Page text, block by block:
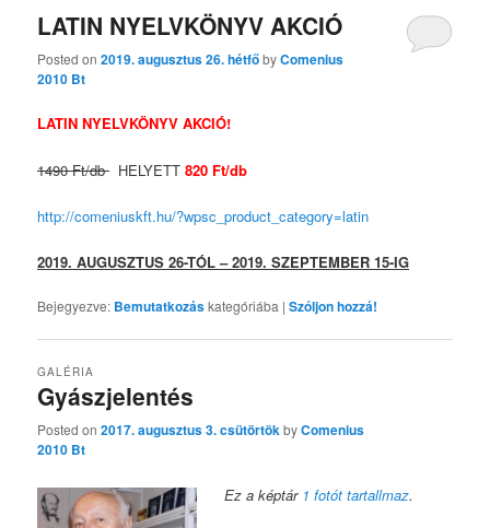
LATIN NYELVKÖNYV AKCIÓ
Posted on2019. augusztus 26. hétfőbyComenius
2010 Bt
LATIN NYELVKÖNYV AKCIÓ!
1490 Ft/db HELYETT820 Ft/db
http://comeniuskft.hu/?wpsc_product_category=latin
2019. AUGUSZTUS 26-TÓL – 2019. SZEPTEMBER 15-IG
Bejegyezve: Bemutatkozáskategóriába |Szóljon hozzá!
Gyászjelentés
GALÉRIA
Posted on2017. augusztus 3. csütörtökbyComenius
2010 Bt
Ez a képtár 1 fotót tartallmaz.